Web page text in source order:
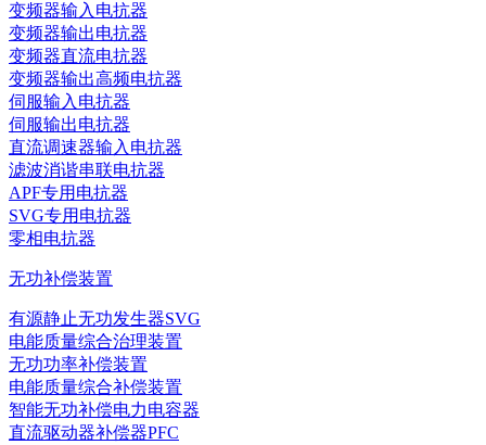
变频器输入电抗器
变频器输出电抗器
变频器直流电抗器
变频器输出高频电抗器
伺服输入电抗器
伺服输出电抗器
直流调速器输入电抗器
滤波消谐串联电抗器
APF专用电抗器
SVG专用电抗器
零相电抗器
无功补偿装置
有源静止无功发生器SVG
电能质量综合治理装置
无功功率补偿装置
电能质量综合补偿装置
智能无功补偿电力电容器
直流驱动器补偿器PFC